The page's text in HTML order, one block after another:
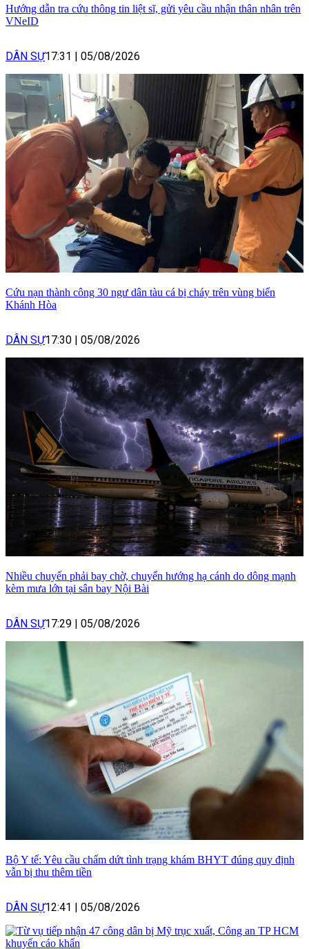
Hướng dẫn tra cứu thông tin liệt sĩ, gửi yêu cầu nhận thân nhân trên
VNeID
DÂN SỰ17:31 05/08/2026
Cứu nạn thành công 30 ngư dân tàu cá bị cháy trên vùng biển
Khánh Hòa
DÂN SỰ17:30 05/08/2026
Nhiều chuyến phải bay chờ, chuyển hướng hạ cánh do dông mạnh
kèm mưa lớn tại sân bay Nội Bài
DÂN SỰ17:29 05/08/2026
Bộ Y tế: Yêu cầu chấm dứt tình trạng khám BHYT đúng quy định
vẫn bị thu thêm tiền
DÂN SỰ12:41 05/08/2026